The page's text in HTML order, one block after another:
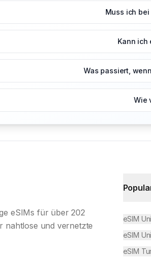
Muss ich
Kann ich
Was passiert,
Wie
eSIMs für über 202
nahtlose und vernetzte
eSIM
eSIM
eSIM